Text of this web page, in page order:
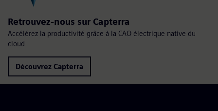
Retrouvez-nous sur Capterra
Accélérez la productivité grâce à la CAO électrique native du
cloud
Découvrez Capterra